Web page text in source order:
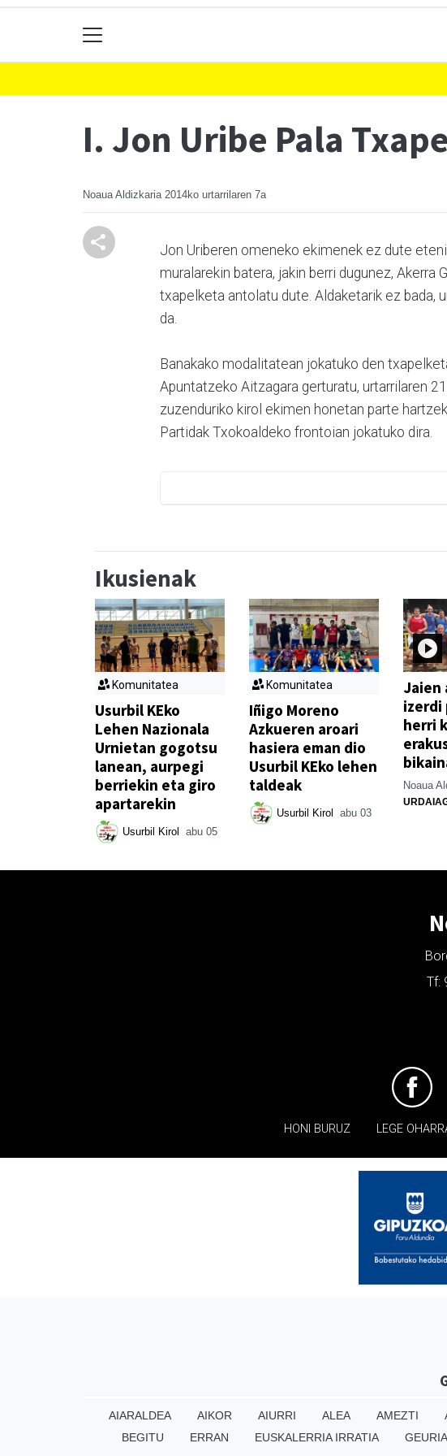
I. Jon Uribe Pala
Noaua Aldizkaria 2014ko urtarrilaren 7a
Jon Uriberen omeneko ekimenek ez dute
muralarekin batera, jakin berri dugunez,
txapelketa antolatu dute. Aldaketarik ez bada,
da.
Banakako modalitatean jokatuko den
Apuntatzeko Aitzagara gerturatu, urtarrilaren
zuzenduriko kirol ekimen honetan parte
Partidak Txokoaldeko frontoian jokatuko dira.
Ikusienak
Komunitatea
Usurbil KEko
Lehen Nazionala
Urnietan gogotsu
lanean, aurpegi
berriekin eta giro
apartarekin
Usurbil Kirol abu 05
Komunitatea
Iñigo Moreno
Azkueren aroari
hasiera eman dio
Usurbil KEko lehen
taldeak
Usurbil Kirol abu 03
Jaien
izerdi
herri
Noaua
Tf:
HONI BURUZ LEGE
AIARALDEA AIKOR AIURRI ALEA AMEZTI
BEGITU
ERRAN EUSKALERRIA IRRATIA GEURIA